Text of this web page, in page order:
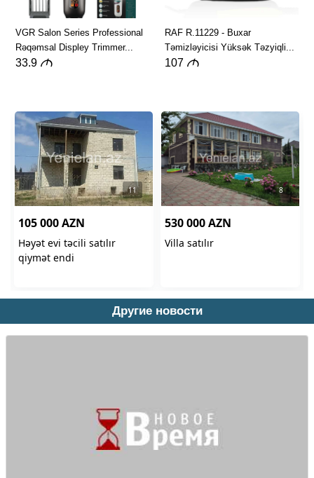
Другие новости